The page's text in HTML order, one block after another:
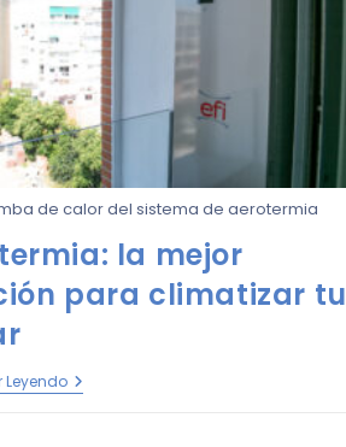
de calor del sistema de aerotermia
la mejor
para climatizar tu